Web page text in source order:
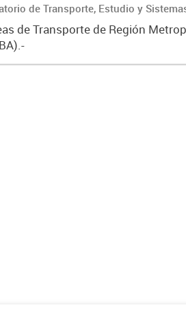
de Transporte, Estudio y
de Transporte de Región